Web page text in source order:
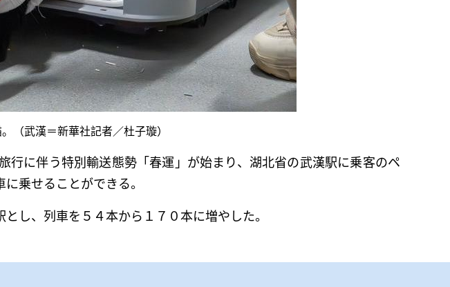
（武漢＝新華社記者／杜子璇）
行に伴う特別輸送態勢「春運」が始まり、湖北省の武漢駅に乗客のペ
乗せることができる。
し、列車を５４本から１７０本に増やした。